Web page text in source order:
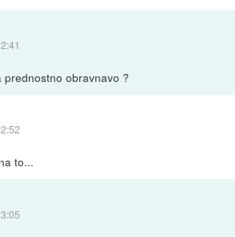
obravnavo ?
to...